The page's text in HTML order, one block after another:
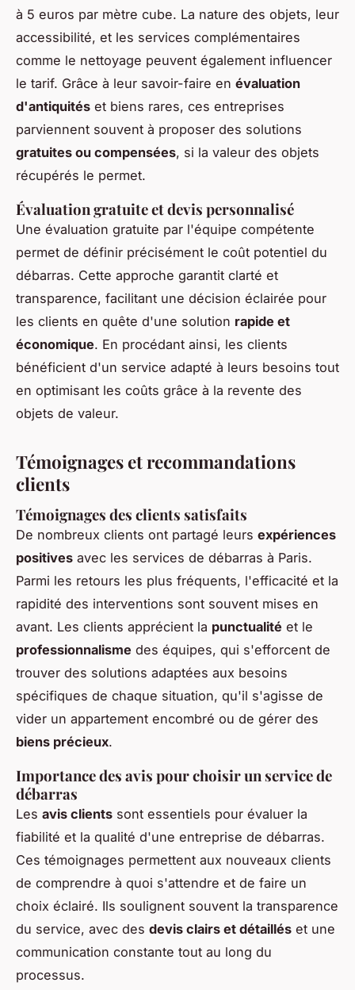
à 5 euros par mètre cube. La nature des objets, leur
accessibilité, et les services complémentaires
comme le nettoyage peuvent également influencer
le tarif. Grâce à leur savoir-faire en évaluation
d'antiquités et biens rares, ces entreprises
parviennent souvent à proposer des solutions
gratuites ou compensées, si la valeur des objets
récupérés le permet.
Évaluation gratuite et devis personnalisé
Une évaluation gratuite par l'équipe compétente
permet de définir précisément le coût potentiel du
débarras. Cette approche garantit clarté et
transparence, facilitant une décision éclairée pour
les clients en quête d'une solution rapide et
économique. En procédant ainsi, les clients
bénéficient d'un service adapté à leurs besoins tout
en optimisant les coûts grâce à la revente des
objets de valeur.
Témoignages et recommandations
clients
Témoignages des clients satisfaits
De nombreux clients ont partagé leurs expériences
positives avec les services de débarras à Paris.
Parmi les retours les plus fréquents, l'efficacité et la
rapidité des interventions sont souvent mises en
avant. Les clients apprécient la punctualité et le
professionnalisme des équipes, qui s'efforcent de
trouver des solutions adaptées aux besoins
spécifiques de chaque situation, qu'il s'agisse de
vider un appartement encombré ou de gérer des
biens précieux.
Importance des avis pour choisir un service de
débarras
Les avis clients sont essentiels pour évaluer la
fiabilité et la qualité d'une entreprise de débarras.
Ces témoignages permettent aux nouveaux clients
de comprendre à quoi s'attendre et de faire un
choix éclairé. Ils soulignent souvent la transparence
du service, avec des devis clairs et détaillés et une
communication constante tout au long du
processus.